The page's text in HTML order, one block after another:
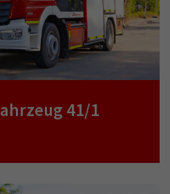
41/1